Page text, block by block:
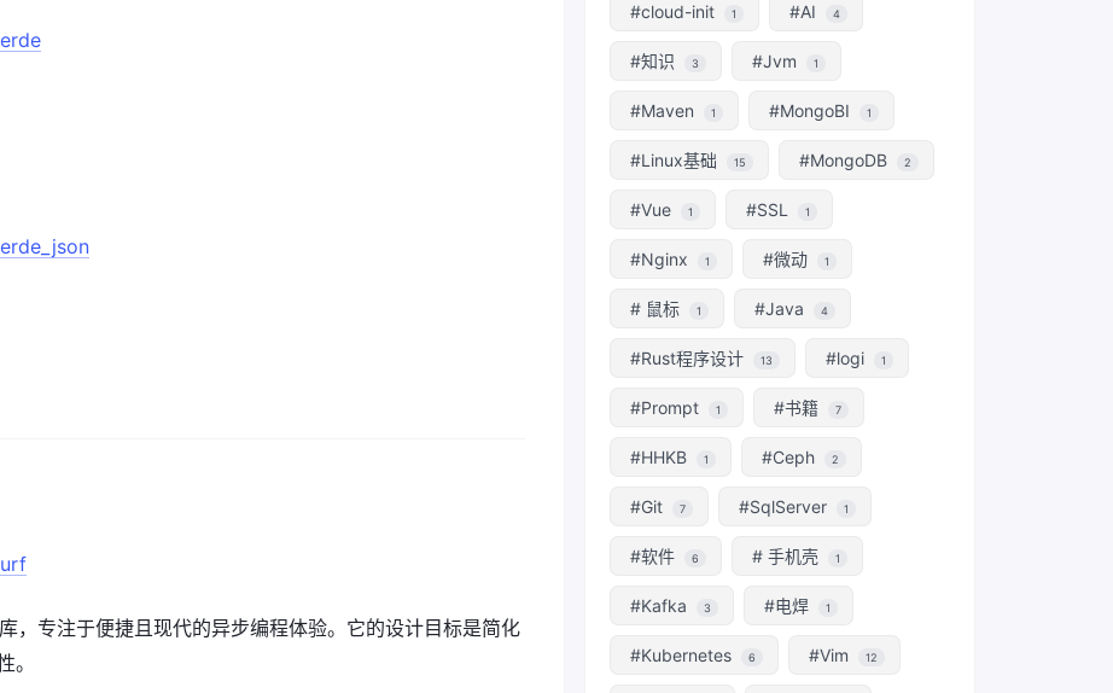
，专注于便捷且现代的异步编程体验。它的设计目标是简化
。
#cloud-init 1 #AI 4
#知识 3 #Jvm 1
#Maven 1 #MongoBI 1
#Linux基础 15 #MongoDB 2
#Vue 1 #SSL 1
#Nginx 1 #微动 1
# 鼠标 1 #Java 4
#Rust程序设计 13 #logi 1
#Prompt 1 #书籍 7
#HHKB 1 #Ceph 2
#Git 7 #SqlServer 1
#软件 6 # 手机壳 1
#Kafka 3 #电焊 1
#Kubernetes 6 #Vim 12